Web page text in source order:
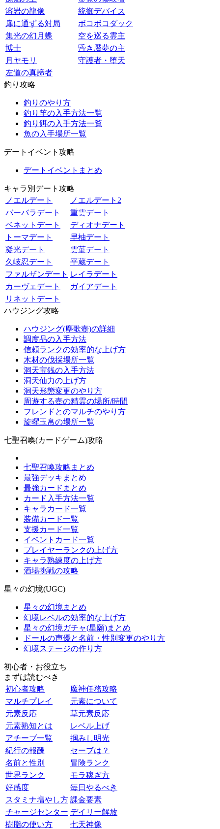
溶岩の龍像
統御デバイス
扉に通ずる対局
ボコボコダック
集光の幻月蝶
空を巡る霊主
博士
昏き魘夢の主
月ヤモリ
守護者・堕天
左道の真諦者
釣り攻略
釣りのやり方
釣り竿の入手方法一覧
釣り餌の入手方法一覧
魚の入手場所一覧
デートイベント攻略
デートイベントまとめ
キャラ別デート攻略
ノエルデート
ノエルデート2
バーバラデート
重雲デート
ベネットデート
ディオナデート
トーマデート
早柚デート
凝光デート
雲菫デート
久岐忍デート
平蔵デート
ファルザンデート レイラデート
カーヴェデート
ガイアデート
リネットデート
ハウジング攻略
ハウジング(塵歌壺)の詳細
調度品の入手方法
信頼ランクの効率的な上げ方
木材の伐採場所一覧
洞天宝銭の入手方法
洞天仙力の上げ方
洞天形態変更のやり方
周遊する壺の精霊の場所/時間
フレンドとのマルチのやり方
旋曜玉帛の場所一覧
七聖召喚(カードゲーム)攻略
七聖召喚攻略まとめ
最強デッキまとめ
最強カードまとめ
カード入手方法一覧
キャラカード一覧
装備カード一覧
支援カード一覧
イベントカード一覧
プレイヤーランクの上げ方
キャラ熟練度の上げ方
酒場挑戦の攻略
星々の幻境(UGC)
星々の幻境まとめ
幻境レベルの効率的な上げ方
星々の幻境ガチャ(星願)まとめ
ドールの声優と名前・性別変更のやり方
幻境ステージの作り方
初心者・お役立ち
まずは読むべき
初心者攻略
魔神任務攻略
マルチプレイ
元素について
元素反応
草元素反応
元素熟知とは
レベル上げ
アチーブ一覧
掴みし明光
紀行の報酬
セーブは？
名前と性別
冒険ランク
世界ランク
モラ稼ぎ方
好感度
毎日やるべき
スタミナ増やし方 課金要素
チャージセンター デイリー解放
樹脂の使い方
七天神像